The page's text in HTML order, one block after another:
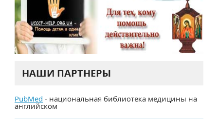
НАШИ ПАРТНЕРЫ
PubMed - национальная библиотека медицины на
английском